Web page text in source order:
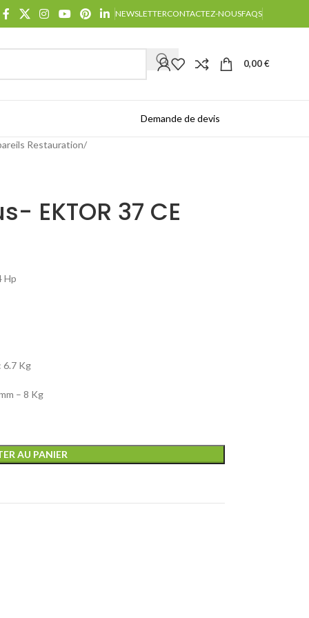
NEWSLETTERCONTACTEZ-NOUSFAQS
0,00€
Demande de devis
Restauration
EKTOR 37 CE
Hp
6.7 Kg
– 8 Kg
AU PANIER